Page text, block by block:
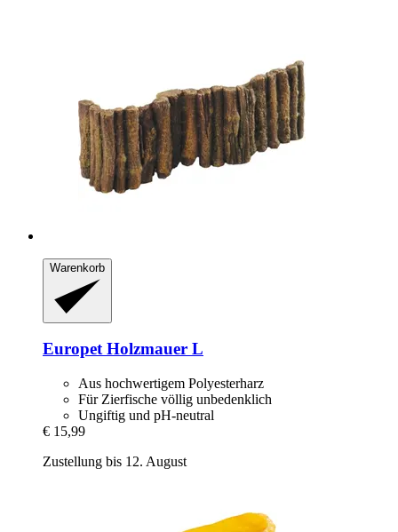
Warenkorb
EuropetHolzmauer L
Aus hochwertigem Polyesterharz
Für Zierfische völlig unbedenklich
Ungiftig und pH-neutral
€ 15,99
Zustellung bis 12. August